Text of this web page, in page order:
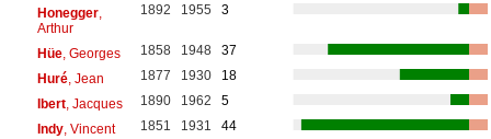
Honegger,
Arthur
1892 1955 3
Hüe, Georges 1858 1948
37
Huré, Jean 1877 1930
18
Ibert, Jacques 1890 1962
5
Indy, Vincent 1851 1931
44